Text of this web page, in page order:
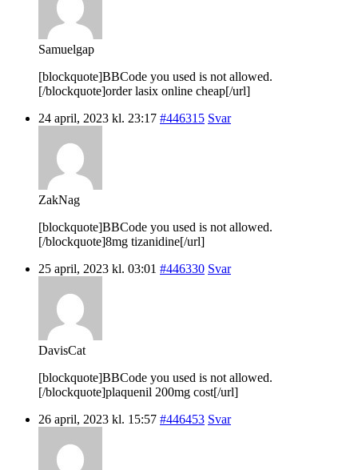
Samuelgap
[blockquote]BBCode you used is not allowed.
[/blockquote]order lasix online cheap[/url]
24 april, 2023 kl. 23:17 #446315 Svar
ZakNag
[blockquote]BBCode you used is not allowed.
[/blockquote]8mg tizanidine[/url]
25 april, 2023 kl. 03:01 #446330 Svar
DavisCat
[blockquote]BBCode you used is not allowed.
[/blockquote]plaquenil 200mg cost[/url]
26 april, 2023 kl. 15:57 #446453 Svar